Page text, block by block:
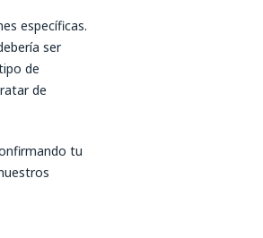
específicas.
ser
de
de
tu